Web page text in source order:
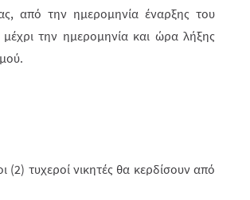
από την ημερομηνία έναρξης του
μέχρι την ημερομηνία και ώρα λήξης
(2) τυχεροί νικητές θα κερδίσουν από